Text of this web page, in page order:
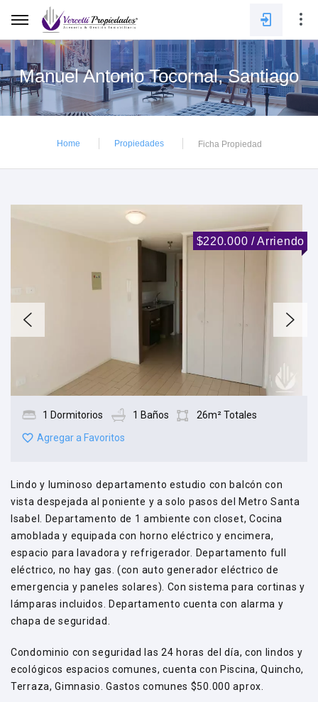
E-mail
Contraseña
Manuel Antonio Tocornal, Santiago
Home Propiedades Ficha Propiedad
$220.000 / Arriendo
1 Dormitorios 1 Baños
26m² Totales
Agregar a Favoritos
Lindo y luminoso departamento estudio con balcón con
vista despejada al poniente y a solo pasos del Metro Santa
Isabel. Departamento de 1 ambiente con closet, Cocina
amoblada y equipada con horno eléctrico y encimera,
espacio para lavadora y refrigerador. Departamento full
eléctrico, no hay gas. (con auto generador eléctrico de
emergencia y paneles solares). Con sistema para cortinas y
lámparas incluidos. Departamento cuenta con alarma y
chapa de seguridad.
Condominio con seguridad las 24 horas del día, con lindos y
ecológicos espacios comunes, cuenta con Piscina, Quincho,
Terraza, Gimnasio. Gastos comunes $50.000 aprox.